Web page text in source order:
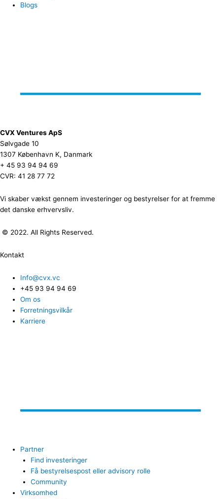
Blogs
CVX Ventures ApS
Sølvgade 10
1307 København K, Danmark
+ 45 93 94 94 69
CVR: 41 28 77 72
Vi skaber vækst gennem investeringer og bestyrelser for at fremme
det danske erhvervsliv.
© 2022. All Rights Reserved.
Kontakt
Info@cvx.vc
+45 93 94 94 69
Om os
Forretningsvilkår
Karriere
Partner
Find investeringer
Få bestyrelsespost eller advisory rolle
Community
Virksomhed